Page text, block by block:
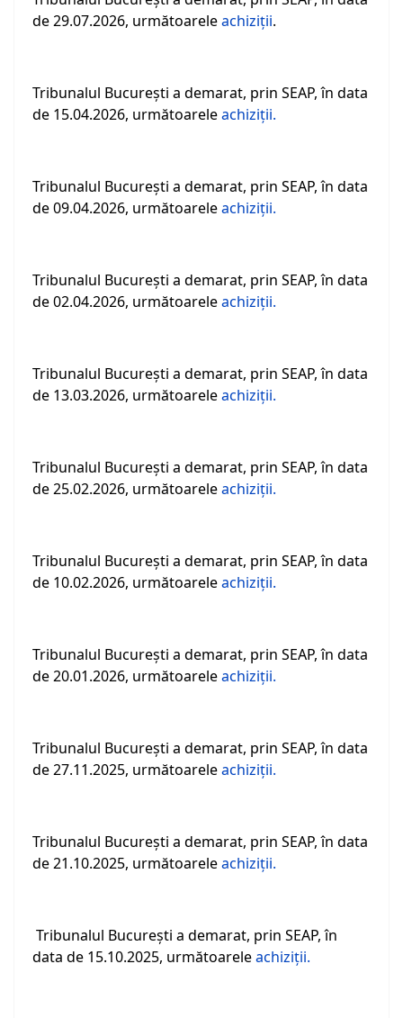
de 29.07.2026, următoareleachiziții.
Tribunalul Bucureşti a demarat, prin SEAP, în data
de 15.04.2026, următoareleachiziții.
Tribunalul Bucureşti a demarat, prin SEAP, în data
de 09.04.2026, următoareleachiziții.
Tribunalul Bucureşti a demarat, prin SEAP, în data
de 02.04.2026, următoareleachiziții.
Tribunalul Bucureşti a demarat, prin SEAP, în data
de 13.03.2026, următoareleachiziții.
Tribunalul Bucureşti a demarat, prin SEAP, în data
de 25.02.2026, următoareleachiziții.
Tribunalul Bucureşti a demarat, prin SEAP, în data
de 10.02.2026, următoareleachiziții.
Tribunalul Bucureşti a demarat, prin SEAP, în data
de 20.01.2026, următoareleachiziții.
Tribunalul Bucureşti a demarat, prin SEAP, în data
de 27.11.2025, următoareleachiziții.
Tribunalul Bucureşti a demarat, prin SEAP, în data
de 21.10.2025, următoareleachiziții.
Tribunalul Bucureşti a demarat, prin SEAP, în
data de 15.10.2025, următoareleachiziții.